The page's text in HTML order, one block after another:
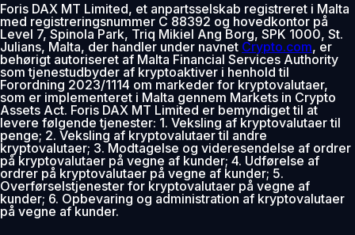
0% gebyr de første 30 dage
Tilføj
Foris DAX MT Limited, et anpartsselskab registreret i Malta
med registreringsnummer C 88392 og hovedkontor på
Level 7, Spinola Park, Triq Mikiel Ang Borg, SPK 1000, St.
Julians, Malta, der handler under navnet Crypto.com, er
behørigt autoriseret af Malta Financial Services Authority
som tjenestudbyder af kryptoaktiver i henhold til
Forordning 2023/1114 om markeder for kryptovalutaer,
som er implementeret i Malta gennem Markets in Crypto
Assets Act. Foris DAX MT Limited er bemyndiget til at
levere følgende tjenester: 1. Veksling af kryptovalutaer til
penge; 2. Veksling af kryptovalutaer til andre
kryptovalutaer; 3. Modtagelse og videresendelse af ordrer
på kryptovalutaer på vegne af kunder; 4. Udførelse af
ordrer på kryptovalutaer på vegne af kunder; 5.
Overførselstjenester for kryptovalutaer på vegne af
kunder; 6. Opbevaring og administration af kryptovalutaer
på vegne af kunder.